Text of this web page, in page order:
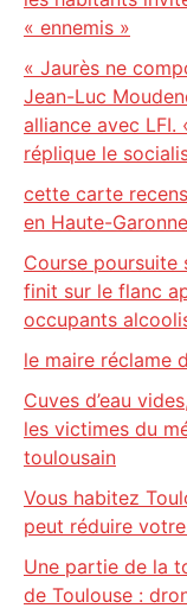
« ennemis »
« Jaurès ne
Jean-Luc
alliance avec LFI.
réplique le
cette carte
en Haute-Garonne
Course poursuite
finit sur le flanc
occupants
le maire réclame
Cuves d’eau
les victimes du
toulousain
Vous habitez
peut réduire
Une partie de la
de Toulouse :